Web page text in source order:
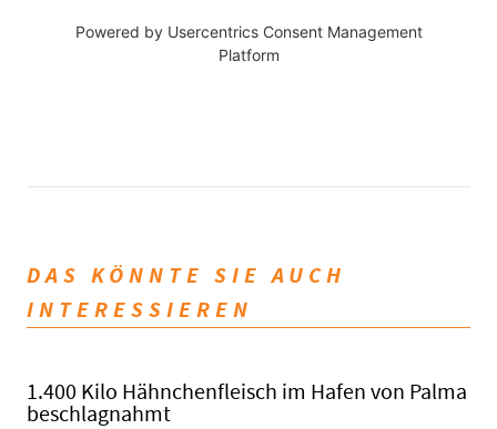
Powered by Usercentrics Consent Management
Platform
DAS KÖNNTE SIE AUCH
INTERESSIEREN
1.400 Kilo Hähnchenfleisch im Hafen von Palma
beschlagnahmt